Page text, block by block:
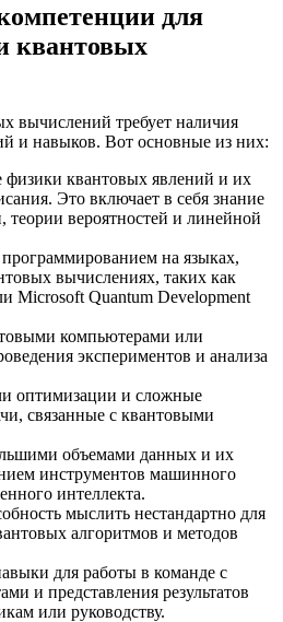
для
квантовых
вычислений требует наличия
и навыков. Вот основные из них:
физики квантовых явлений и их
Это включает в себя знание
теории вероятностей и линейной
на языках,
вычислениях, таких как
Microsoft Quantum Development
компьютерами или
экспериментов и анализа
оптимизации и сложные
связанные с квантовыми
объемами данных и их
инструментов машинного
интеллекта.
мыслить нестандартно для
алгоритмов и методов
для работы в команде с
и представления результатов
или руководству.